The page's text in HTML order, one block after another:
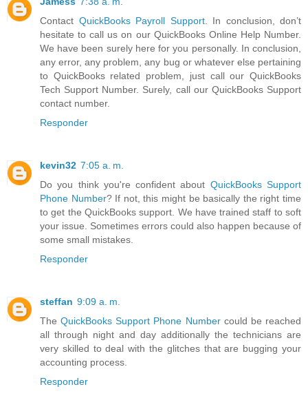
Contact QuickBooks Payroll Support. In conclusion, don’t
hesitate to call us on our QuickBooks Online Help Number.
We have been surely here for you personally. In conclusion,
any error, any problem, any bug or whatever else pertaining
to QuickBooks related problem, just call our QuickBooks
Tech Support Number. Surely, call our QuickBooks Support
contact number.
Responder
kevin32 7:05 a. m.
Do you think you're confident about QuickBooks Support
Phone Number? If not, this might be basically the right time
to get the QuickBooks support. We have trained staff to soft
your issue. Sometimes errors could also happen because of
some small mistakes.
Responder
steffan 9:09 a. m.
TheQuickBooks Support Phone Numbercould be reached
all through night and day additionally the technicians are
very skilled to deal with the glitches that are bugging your
accounting process.
Responder